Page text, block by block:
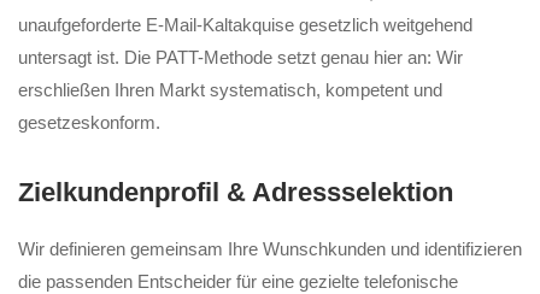
unaufgeforderte E-Mail-Kaltakquise gesetzlich weitgehend
untersagt ist. Die PATT-Methode setzt genau hier an: Wir
erschließen Ihren Markt systematisch, kompetent und
gesetzeskonform.
Zielkundenprofil & Adressselektion
Wir definieren gemeinsam Ihre Wunschkunden und identifizieren
die passenden Entscheider für eine gezielte telefonische